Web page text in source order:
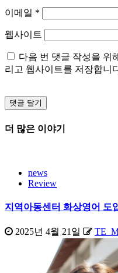
이메일 *
웹사이트
다음 번 댓글 작성을 위
리고 웹사이트를 저장합니
더 많은 이야기
news
Review
지역아동센터 화상영어 도
2025년 4월 21일